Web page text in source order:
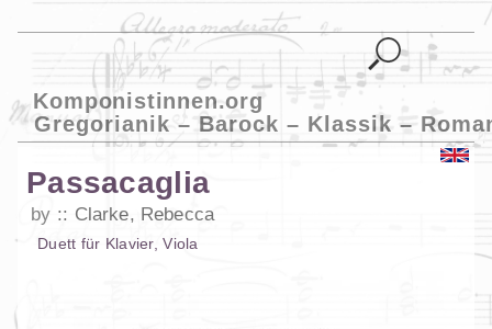
Komponistinnen.org
Gregorianik – Barock – Klassik –
Passacaglia
by Clarke, Rebecca
Duett für Klavier,Viola